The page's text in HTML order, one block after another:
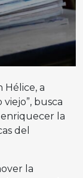
Hélice, a
busca
la
del
la